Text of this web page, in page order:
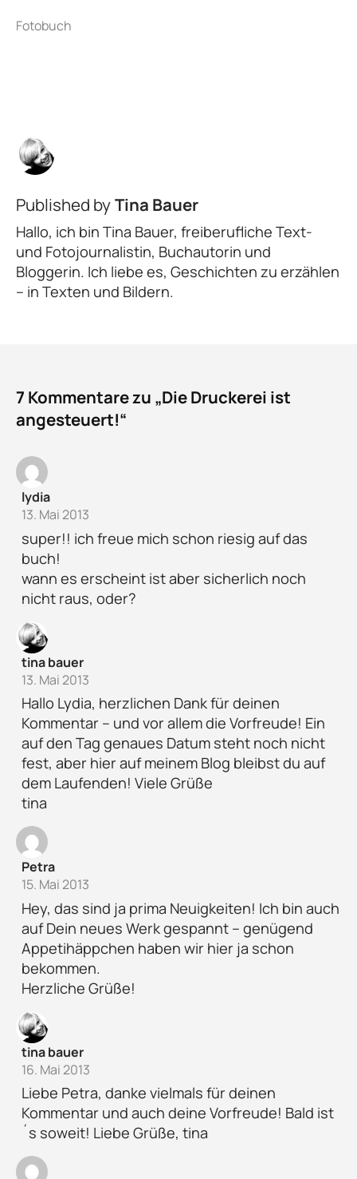
Published byTina Bauer
Hallo, ich bin Tina Bauer, freiberufliche Text-
und Fotojournalistin, Buchautorin und
Bloggerin. Ich liebe es, Geschichten zu erzählen
– in Texten und Bildern.
7 Kommentare zu „Die Druckerei ist
angesteuert!“
lydia
13. Mai 2013
super!! ich freue mich schon riesig auf das
buch!
wann es erscheint ist aber sicherlich noch
nicht raus, oder?
tina bauer
13. Mai 2013
Hallo Lydia, herzlichen Dank für deinen
Kommentar – und vor allem die Vorfreude! Ein
auf den Tag genaues Datum steht noch nicht
fest, aber hier auf meinem Blog bleibst du auf
dem Laufenden! Viele Grüße
tina
Petra
15. Mai 2013
Hey, das sind ja prima Neuigkeiten! Ich bin auch
auf Dein neues Werk gespannt – genügend
Appetihäppchen haben wir hier ja schon
bekommen.
Herzliche Grüße!
tina bauer
16. Mai 2013
Liebe Petra, danke vielmals für deinen
Kommentar und auch deine Vorfreude! Bald ist
´s soweit! Liebe Grüße, tina